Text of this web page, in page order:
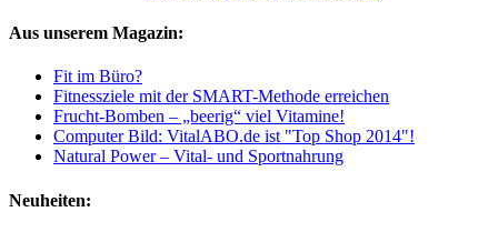
Aus unserem Magazin:
Fit im Büro?
Fitnessziele mit der SMART-Methode erreichen
Frucht-Bomben – „beerig“ viel Vitamine!
Computer Bild: VitalABO.de ist "Top Shop 2014"!
Natural Power – Vital- und Sportnahrung
Neuheiten: